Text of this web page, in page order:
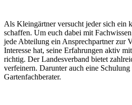
Als Kleingärtner versucht jeder sich ein
schaffen. Um euch dabei mit
jede Abteilung ein Ansprechpartner zur
Interesse hat, seine Erfahrungen aktiv
richtig. Der Landesverband bietet
verfeinern. Darunter auch eine Schulung
Gartenfachberater.